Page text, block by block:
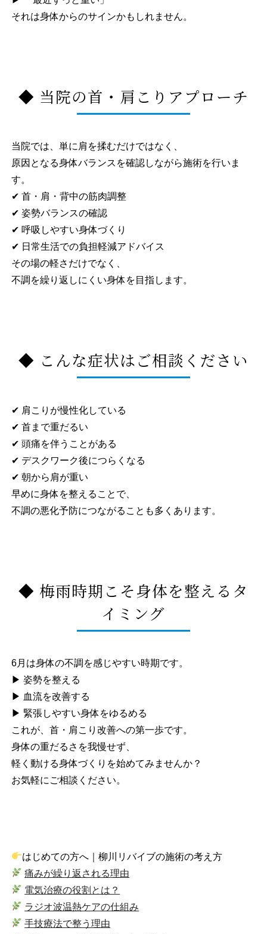
それは身体からのサインかもしれません。
◆ 当院の首・肩こりアプローチ
当院では、単に肩を揉むだけではなく、
原因となる身体バランスを確認しながら施術を行いま
す。
✔ 首・肩・背中の筋肉調整
✔ 姿勢バランスの確認
✔ 呼吸しやすい身体づくり
✔ 日常生活での負担軽減アドバイス
その場の軽さだけでなく、
不調を繰り返しにくい身体を目指します。
◆ こんな症状はご相談ください
✔ 肩こりが慢性化している
✔ 首まで重だるい
✔ 頭痛を伴うことがある
✔ デスクワーク後につらくなる
✔ 朝から肩が重い
早めに身体を整えることで、
不調の悪化予防につながることも多くあります。
◆ 梅雨時期こそ身体を整えるタ
イミング
6月は身体の不調を感じやすい時期です。
▶ 姿勢を整える
▶ 血流を改善する
▶ 緊張しやすい身体をゆるめる
これが、首・肩こり改善への第一歩です。
身体の重だるさを我慢せず、
軽く動ける身体づくりを始めてみませんか？
お気軽にご相談ください。
はじめての方へ｜柳川リバイブの施術の考え方
痛みが繰り返される理由
電気治療の役割とは？
ラジオ波温熱ケアの仕組み
手技療法で整う理由